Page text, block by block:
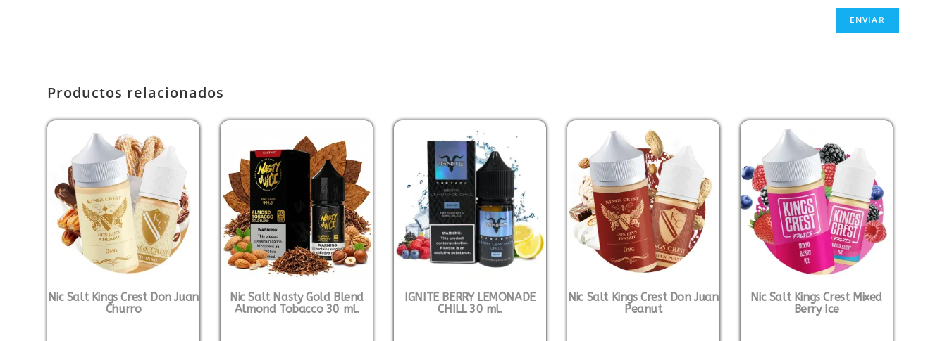
Productos relacionados
Nic Salt Kings Crest Don Juan
Churro
Nic Salt Nasty Gold Blend
Almond Tobacco 30 ml.
IGNITE BERRY LEMONADE
CHILL 30 ml.
Nic Salt Kings Crest Don Juan
Peanut
Nic Salt Kings Crest Mixed
Berry Ice